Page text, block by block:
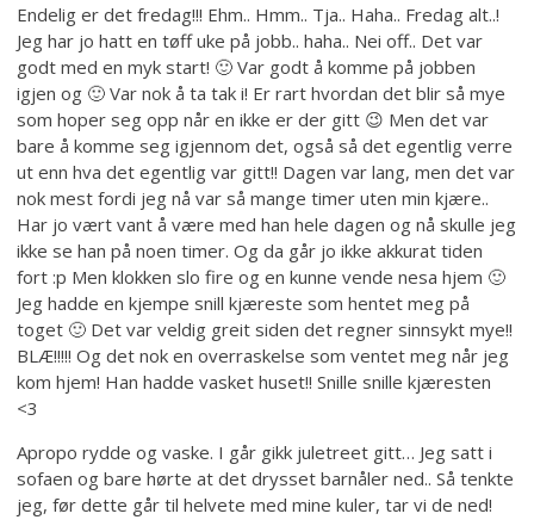
Endelig er det fredag!!! Ehm.. Hmm.. Tja.. Haha.. Fredag alt..!
Jeg har jo hatt en tøff uke på jobb.. haha.. Nei off.. Det var
godt med en myk start! 🙂 Var godt å komme på jobben
igjen og 🙂 Var nok å ta tak i! Er rart hvordan det blir så mye
som hoper seg opp når en ikke er der gitt 😉 Men det var
bare å komme seg igjennom det, også så det egentlig verre
ut enn hva det egentlig var gitt!! Dagen var lang, men det var
nok mest fordi jeg nå var så mange timer uten min kjære..
Har jo vært vant å være med han hele dagen og nå skulle jeg
ikke se han på noen timer. Og da går jo ikke akkurat tiden
fort :p Men klokken slo fire og en kunne vende nesa hjem 🙂
Jeg hadde en kjempe snill kjæreste som hentet meg på
toget 🙂 Det var veldig greit siden det regner sinnsykt mye!!
BLÆ!!!!! Og det nok en overraskelse som ventet meg når jeg
kom hjem! Han hadde vasket huset!! Snille snille kjæresten
<3
Apropo rydde og vaske. I går gikk juletreet gitt… Jeg satt i
sofaen og bare hørte at det drysset barnåler ned.. Så tenkte
jeg, før dette går til helvete med mine kuler, tar vi de ned!